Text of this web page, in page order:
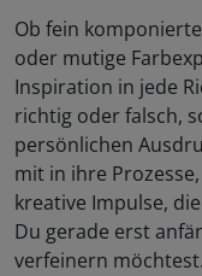
Ob fein
oder mutige
Inspiration in jede
richtig oder falsch,
persönlichen
mit in ihre
kreative Impulse,
Du gerade erst
verfeinern möchtest.